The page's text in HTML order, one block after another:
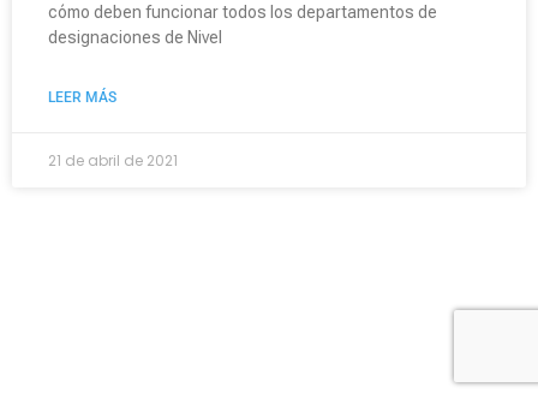
cómo deben funcionar todos los departamentos de
designaciones de Nivel
LEER MÁS
21 de abril de 2021